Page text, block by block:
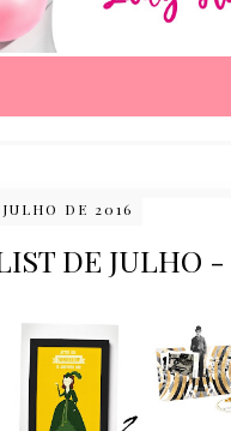
DE 2016
DE JULHO -